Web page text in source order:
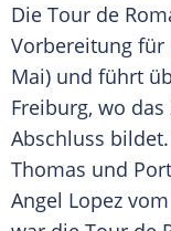
Die Tour de
Vorbereitung für
Mai) und führt
Freiburg, wo das
Abschluss
Thomas und
Angel Lopez